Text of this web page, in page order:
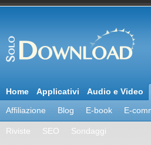
Home Applicativi Audio e Video
Affiliazione
Blog E-book E-
Riviste SEO Sondaggi